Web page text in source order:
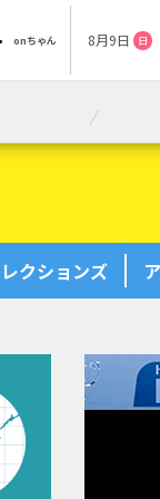
onちゃん 8月9日 日
クションズ